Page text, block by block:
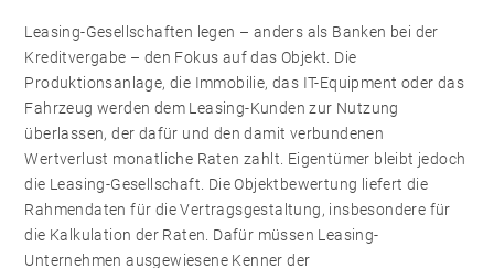
Leasing-Gesellschaften legen – anders als Banken bei der
Kreditvergabe – den Fokus auf das Objekt. Die
Produktionsanlage, die Immobilie, das IT-Equipment oder das
Fahrzeug werden dem Leasing-Kunden zur Nutzung
überlassen, der dafür und den damit verbundenen
Wertverlust monatliche Raten zahlt. Eigentümer bleibt jedoch
die Leasing-Gesellschaft. Die Objektbewertung liefert die
Rahmendaten für die Vertragsgestaltung, insbesondere für
die Kalkulation der Raten. Dafür müssen Leasing-
Unternehmen ausgewiesene Kenner der